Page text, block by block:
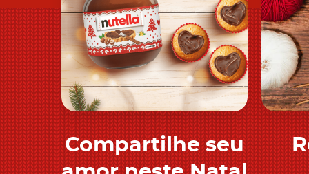
Descobre mais
Compartilhe seu